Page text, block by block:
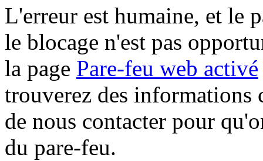
L'erreur est humaine, et le
le blocage n'est pas
la page Pare-feu web activé
trouverez des informations
de nous contacter pour
du pare-feu.